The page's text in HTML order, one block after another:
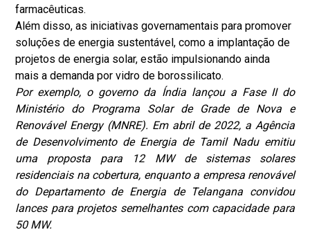
farmacêuticas.
Além disso, as iniciativas governamentais para promover
soluções de energia sustentável, como a implantação de
projetos de energia solar, estão impulsionando ainda
mais a demanda por vidro de borossilicato.
Por exemplo, o governo da Índia lançou a Fase II do
Ministério do Programa Solar de Grade de Nova e
Renovável Energy (MNRE). Em abril de 2022, a Agência
de Desenvolvimento de Energia de Tamil Nadu emitiu
uma proposta para 12 MW de sistemas solares
residenciais na cobertura, enquanto a empresa renovável
do Departamento de Energia de Telangana convidou
lances para projetos semelhantes com capacidade para
50 MW.